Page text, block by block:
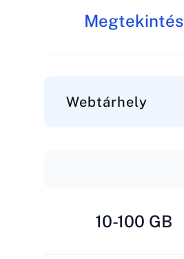
Megtekintés
Webtárhely
10-100 GB